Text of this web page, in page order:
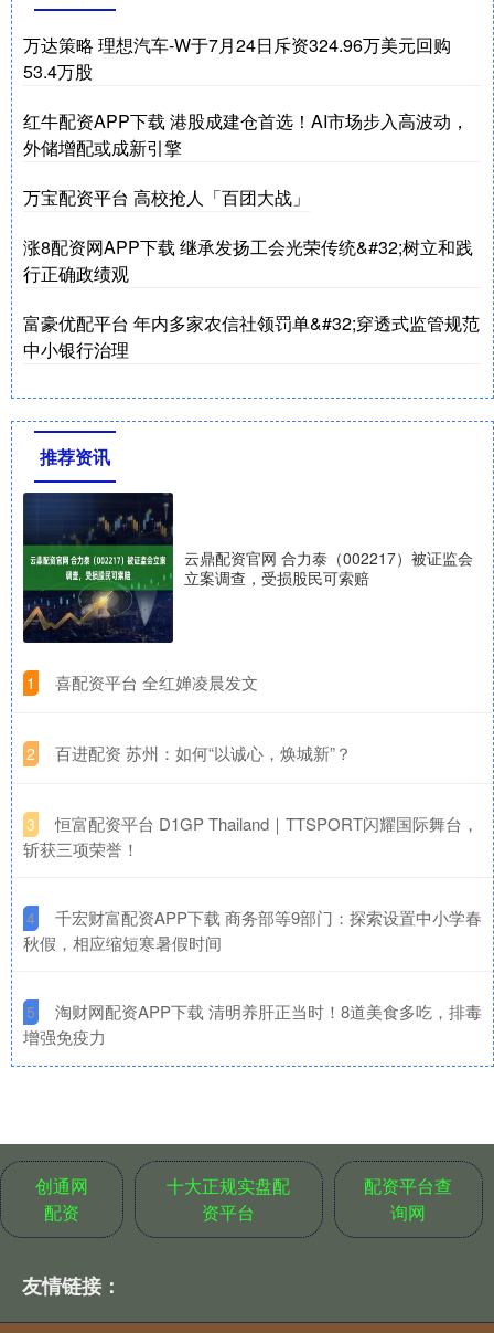
万达策略 理想汽车-W于7月24日斥资324.96万美元回购
53.4万股
红牛配资APP下载 港股成建仓首选！AI市场步入高波动，
外储增配或成新引擎
万宝配资平台 高校抢人「百团大战」
涨8配资网APP下载 继承发扬工会光荣传统&#32;树立和践
行正确政绩观
富豪优配平台 年内多家农信社领罚单&#32;穿透式监管规范
中小银行治理
推荐资讯
云鼎配资官网 合力泰（002217）被证监会
立案调查，受损股民可索赔
1 ​喜配资平台 全红婵凌晨发文
2 ​百进配资 苏州：如何“以诚心，焕城新”？
3
​恒富配资平台 D1GP Thailand｜TTSPORT闪耀国际舞台，
斩获三项荣誉！
4
​千宏财富配资APP下载 商务部等9部门：探索设置中小学春
秋假，相应缩短寒暑假时间
5
​淘财网配资APP下载 清明养肝正当时！8道美食多吃，排毒
增强免疫力
创通网
配资
十大正规实盘配
资平台
配资平台查
询网
友情链接：